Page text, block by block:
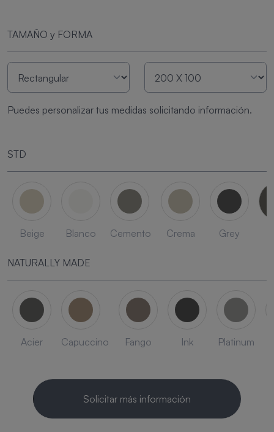
TAMAÑO y FORMA
Puedes personalizar tus medidas solicitando información.
STD
Beige Blanco Cemento Crema Grey
NATURALLY MADE
Acier Capuccino Fango Ink Platinum
Solicitar más información